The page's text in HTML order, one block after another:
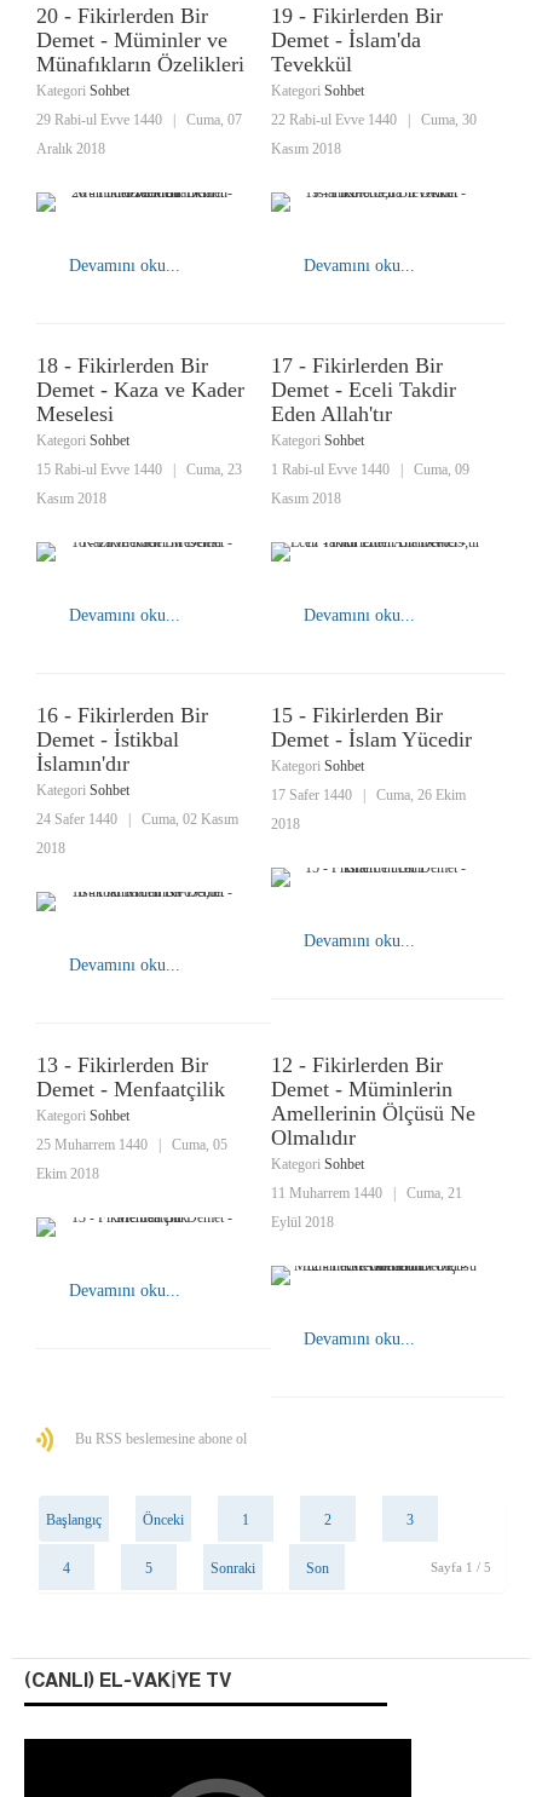
20 - Fikirlerden Bir
Demet - Müminler ve
Münafıkların Özelikleri
Kategori Sohbet
29 Rabi-ul Evve 1440
Cuma, 07
Aralık 2018
Devamını oku...
19 - Fikirlerden Bir
Demet - İslam'da
Tevekkül
Kategori Sohbet
22 Rabi-ul Evve 1440
Cuma, 30
Kasım 2018
Devamını oku...
18 - Fikirlerden Bir
Demet - Kaza ve Kader
Meselesi
Kategori Sohbet
15 Rabi-ul Evve 1440
Cuma, 23
Kasım 2018
Devamını oku...
17 - Fikirlerden Bir
Demet - Eceli Takdir
Eden Allah'tır
Kategori Sohbet
1 Rabi-ul Evve 1440
Cuma, 09
Kasım 2018
Devamını oku...
16 - Fikirlerden Bir
Demet - İstikbal
İslamın'dır
Kategori Sohbet
24 Safer 1440
Cuma, 02 Kasım
2018
Devamını oku...
15 - Fikirlerden Bir
Demet - İslam Yücedir
Kategori Sohbet
17 Safer 1440
Cuma, 26 Ekim
2018
Devamını oku...
13 - Fikirlerden Bir
Demet - Menfaatçilik
Kategori Sohbet
25 Muharrem 1440
Cuma, 05
Ekim 2018
Devamını oku...
12 - Fikirlerden Bir
Demet - Müminlerin
Amellerinin Ölçüsü Ne
Olmalıdır
Kategori Sohbet
11 Muharrem 1440
Cuma, 21
Eylül 2018
Devamını oku...
Bu RSS beslemesine abone ol
Başlangıç Önceki 1 2 3
4 5 Sonraki Son Sayfa 1 / 5
(CANLI) EL-VAKIYE TV